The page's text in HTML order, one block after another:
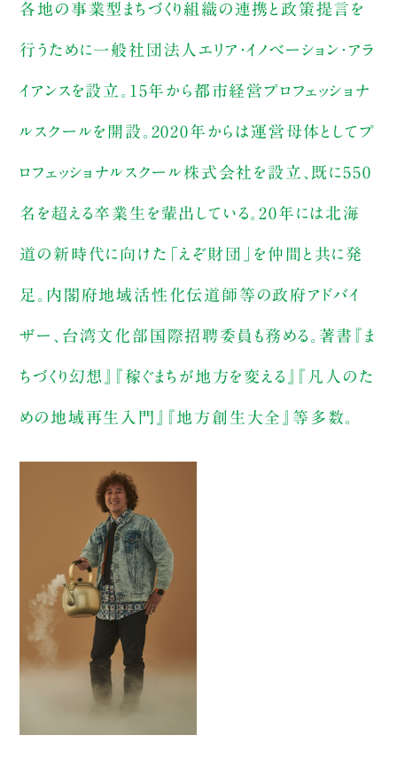
各地の事業型まちづくり組織の連携と政策提言を
行うために一般社団法人エリア・イノベーション・アラ
イアンスを設立。15年から都市経営プロフェッショナ
ルスクールを開設。2020年からは運営母体としてプ
ロフェッショナルスクール株式会社を設立、既に550
名を超える卒業生を輩出している。20年には北海
道の新時代に向けた「えぞ財団」を仲間と共に発
足。内閣府地域活性化伝道師等の政府アドバイ
ザー、台湾文化部国際招聘委員も務める。著書『ま
ちづくり幻想』『稼ぐまちが地方を変える』『凡人のた
めの地域再生入門』『地方創生大全』等多数。